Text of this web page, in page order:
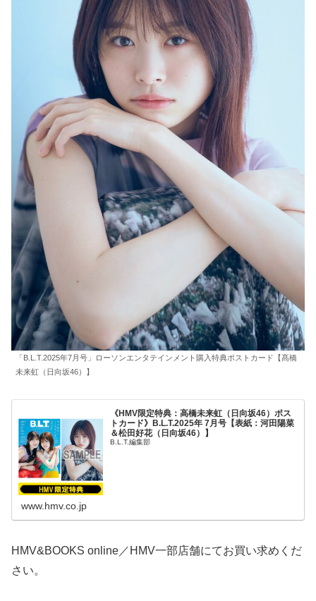
「B.L.T.2025年7月号」ローソンエンタテインメント購入特典ポストカード【髙橋
未来虹（日向坂46）】
《HMV限定特典：高橋未来虹（日向坂46）ポス
トカード》B.L.T.2025年 7月号【表紙：河田陽菜
＆松田好花（日向坂46）】
B.L.T.編集部
www.hmv.co.jp
HMV&BOOKS online／HMV一部店舗にてお買い求めくだ
さい。